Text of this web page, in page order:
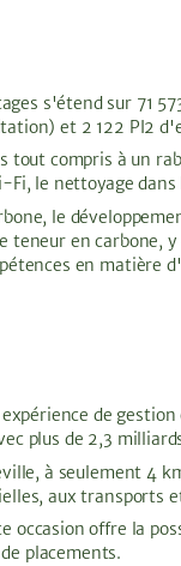
s'étend sur 71
et 2 122 PI2
tout compris à un
le nettoyage
le
en carbone,
en matière
de
plus de 2,3
à seulement 4
aux transports
occasion offre la
placements.